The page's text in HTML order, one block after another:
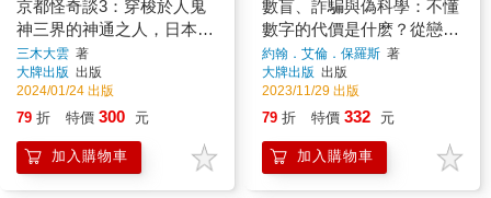
京都怪奇談3：穿梭於人鬼
神三界的神通之人，日本高
僧三木大雲所經歷的「離奇
怪誕世界」
三木大雲 著
大牌出版 出版
2024/01/24 出版
79 折 特價 300 元
加入購物車
數盲、詐騙與偽科學：不懂
數字的代價是什麽？從戀
愛、投資到生活決策，美國
重量級數學家教你看清問題
本質的數值化思維
約翰．艾倫．保羅斯 著
大牌出版 出版
2023/11/29 出版
79 折 特價 332 元
加入購物車